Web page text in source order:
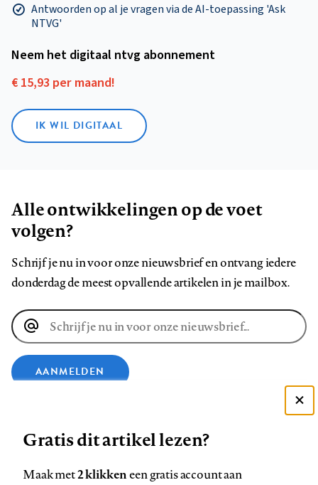
Antwoorden op al je vragen via de AI-toepassing 'Ask
NTVG'
Neem het digitaal ntvg abonnement
€ 15,93 per maand!
IK WIL DIGITAAL
Alle ontwikkelingen op de voet
volgen?
Schrijf je nu in voor onze nieuwsbrief en ontvang iedere
donderdag de meest opvallende artikelen in je mailbox.
E-
mailadres
AANMELDEN
Zie onze cookie policy
Gratis dit artikel lezen?
Maak met2 klikkeneen gratis account aan